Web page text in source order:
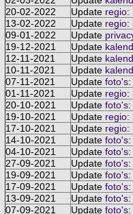
20-02-2022
Update regio:
13-02-2022
Update regio:
09-01-2022
Update
19-12-2021
Update
12-11-2021
Update
10-11-2021
Update
07-11-2021
Update foto's:
01-11-2021
Update regio:
20-10-2021
Update foto's:
19-10-2021
Update regio:
17-10-2021
Update regio:
14-10-2021
Update foto's:
04-10-2021
Update foto's:
27-09-2021
Update foto's:
19-09-2021
Update foto's:
17-09-2021
Update foto's:
13-09-2021
Update foto's:
07-09-2021
Update foto's: